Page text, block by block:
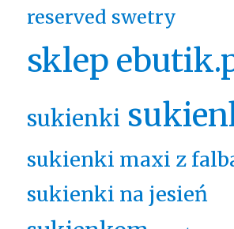
reserved swetry
sklep
sukienki
sukienki maxi z
sukienki na jesień